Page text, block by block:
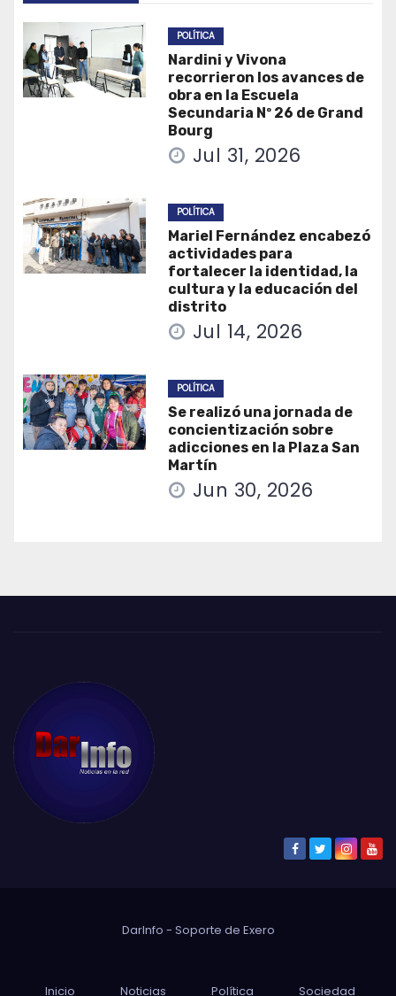
POLÍTICA
Nardini y Vivona
recorrieron los avances de
obra en la Escuela
Secundaria Nº 26 de Grand
Bourg
Jul 31, 2026
POLÍTICA
Mariel Fernández encabezó
actividades para
fortalecer la identidad, la
cultura y la educación del
distrito
Jul 14, 2026
POLÍTICA
Se realizó una jornada de
concientización sobre
adicciones en la Plaza San
Martín
Jun 30, 2026
DarInfo - Soporte de Exero
Inicio Noticias Política Sociedad